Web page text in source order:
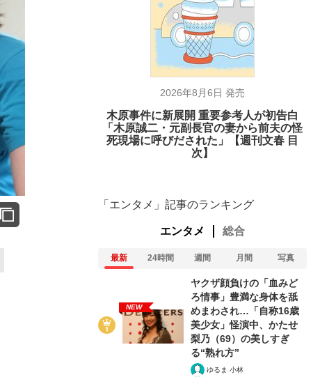
2026年8月6日 発売
木原事件に新展開 重要参考人が初告白
「木原誠二・元副長官の妻から前夫の怪
死現場に呼びだされた」【週刊文春 目
次】
「エンタメ」記事のランキング
エンタメ 総合
最新 24時間 週間 月間 写真
NEW
ヤクザ顔負けの「血みど
ろ情事」豊満な身体を舐
めまわされ…「自称16歳
美少女」怪演中、かたせ
梨乃（69）の美しすぎ
る“熟れ方”
ゆるま 小林